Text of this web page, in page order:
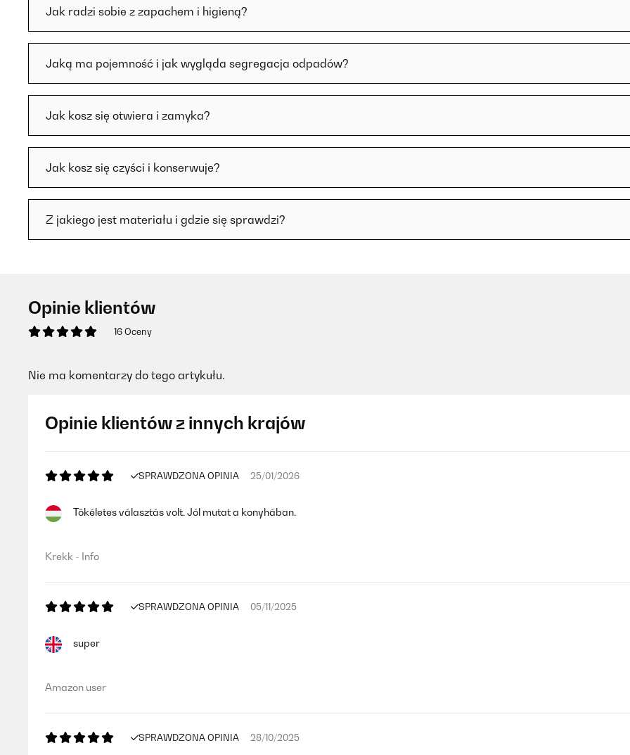
Jak radzi sobie z zapachem i higieną?
Jaką ma pojemność i jak wygląda segregacja odpadów?
Jak kosz się otwiera i zamyka?
Jak kosz się czyści i konserwuje?
Z jakiego jest materiału i gdzie się sprawdzi?
Opinie klientów
16 Oceny
Nie ma komentarzy do tego artykułu.
Opinie klientów z innych krajów
SPRAWDZONA OPINIA 25/01/2026
Tökéletes választás volt. Jól mutat a konyhában.
Krekk - Info
SPRAWDZONA OPINIA 05/11/2025
super
Amazon user
SPRAWDZONA OPINIA 28/10/2025